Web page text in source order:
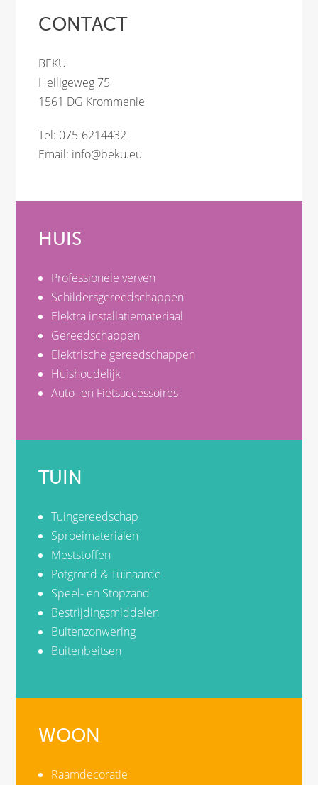
CONTACT
BEKU
Heiligeweg 75
1561 DG Krommenie
Tel: 075-6214432
Email: info@beku.eu
HUIS
Professionele verven
Schildersgereedschappen
Elektra installatiemateriaal
Gereedschappen
Elektrische gereedschappen
Huishoudelijk
Auto- en Fietsaccessoires
TUIN
Tuingereedschap
Sproeimaterialen
Meststoffen
Potgrond & Tuinaarde
Speel- en Stopzand
Bestrijdingsmiddelen
Buitenzonwering
Buitenbeitsen
WOON
Raamdecoratie